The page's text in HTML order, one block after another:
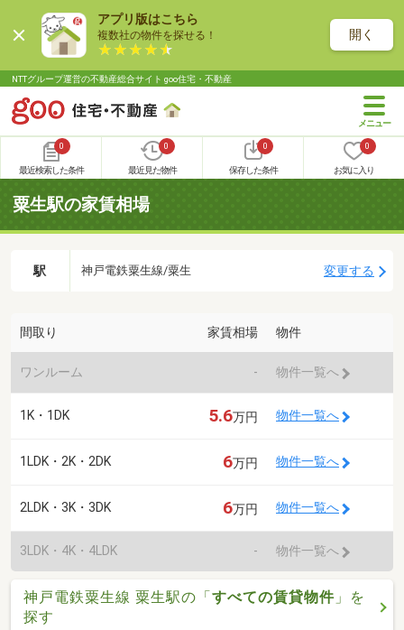
アプリ版はこちら
複数社の物件を探せる！ 開く
NTTグループ運営の不動産総合サイト goo住宅・不動産
0
最近検索した条件
0
最近見た物件
0
保存した条件
0
お気に入り
粟生駅の家賃相場
駅 神戸電鉄粟生線/粟生 変更する
間取り 家賃相場 物件
ワンルーム - 物件一覧へ
1K・1DK 5.6万円 物件一覧へ
1LDK・2K・2DK 6万円 物件一覧へ
2LDK・3K・3DK 6万円 物件一覧へ
3LDK・4K・4LDK - 物件一覧へ
神戸電鉄粟生線 粟生駅の「すべての賃貸物件 」を
探す